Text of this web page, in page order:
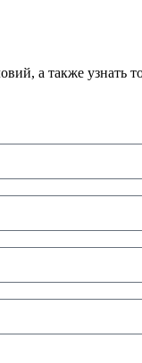
а также узнать